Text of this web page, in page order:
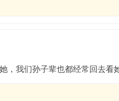
，我们孙子辈也都经常回去看